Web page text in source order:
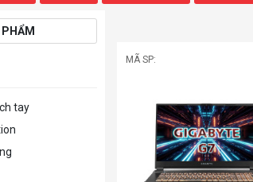
PHẨM
tay
MÃ SP: